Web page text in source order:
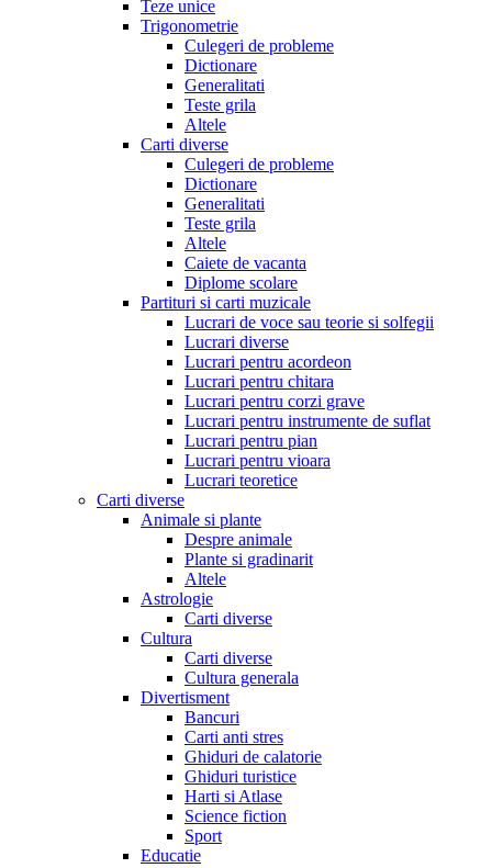
Teze unice
Trigonometrie
Culegeri de probleme
Dictionare
Generalitati
Teste grila
Altele
Carti diverse
Culegeri de probleme
Dictionare
Generalitati
Teste grila
Altele
Caiete de vacanta
Diplome scolare
Partituri si carti muzicale
Lucrari de voce sau teorie si solfegii
Lucrari diverse
Lucrari pentru acordeon
Lucrari pentru chitara
Lucrari pentru corzi grave
Lucrari pentru instrumente de suflat
Lucrari pentru pian
Lucrari pentru vioara
Lucrari teoretice
Carti diverse
Animale si plante
Despre animale
Plante si gradinarit
Altele
Astrologie
Carti diverse
Cultura
Carti diverse
Cultura generala
Divertisment
Bancuri
Carti anti stres
Ghiduri de calatorie
Ghiduri turistice
Harti si Atlase
Science fiction
Sport
Educatie